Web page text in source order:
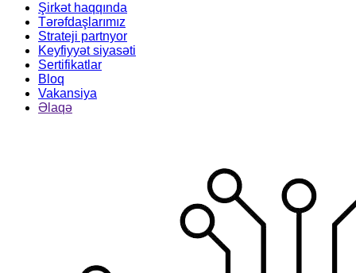
Şirkət haqqında
Tərəfdaşlarımız
Strateji partnyor
Keyfiyyət siyasəti
Sertifikatlar
Bloq
Vakansiya
Əlaqə